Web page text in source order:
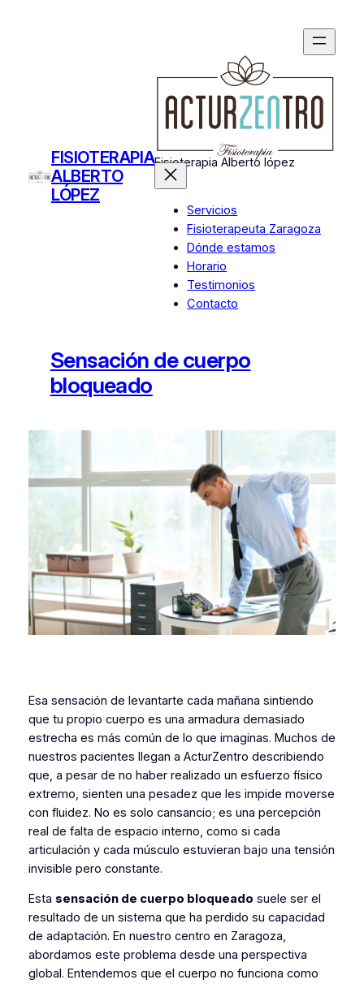
FISIOTERAPIA
ALBERTO
LÓPEZ
Fisioterapia Alberto lópez
Servicios
Fisioterapeuta Zaragoza
Dónde estamos
Horario
Testimonios
Contacto
Sensación de cuerpo
bloqueado
Esa sensación de levantarte cada mañana sintiendo
que tu propio cuerpo es una armadura demasiado
estrecha es más común de lo que imaginas. Muchos de
nuestros pacientes llegan a ActurZentro describiendo
que, a pesar de no haber realizado un esfuerzo físico
extremo, sienten una pesadez que les impide moverse
con fluidez. No es solo cansancio; es una percepción
real de falta de espacio interno, como si cada
articulación y cada músculo estuvieran bajo una tensión
invisible pero constante.
Esta sensación de cuerpo bloqueado suele ser el
resultado de un sistema que ha perdido su capacidad
de adaptación. En nuestro centro en Zaragoza,
abordamos este problema desde una perspectiva
global. Entendemos que el cuerpo no funciona como